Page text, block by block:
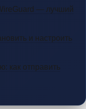
— лучший
и настроить
как отправить